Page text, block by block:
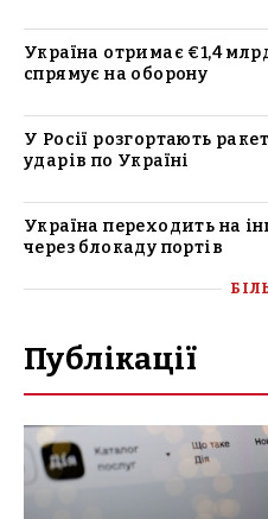
Україна отримає €1,4
спрямує на оборону
У Росії розгортають
ударів по Україні
Україна переходить на
через блокаду портів
Публікації